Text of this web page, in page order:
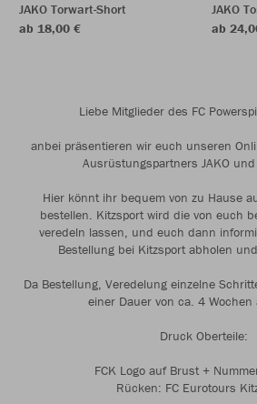
JAKO Torwart-Short
ab 18,00 €
JAKO
ab
Liebe Mitglieder des FC
anbei präsentieren wir euch unseren
Ausrüstungspartners JAKO und
Hier könnt ihr bequem von zu Hause
bestellen. Kitzsport wird die von euch
veredeln lassen, und euch dann
Bestellung bei Kitzsport abholen
Da Bestellung, Veredelung einzelne
einer Dauer von ca. 4 Wochen
Druck Oberteile:
FCK Logo auf Brust +
Rücken: FC Eurotours